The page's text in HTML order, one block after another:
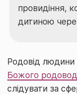
провидіння,
дитиною
Родовід людини
Божого
слідувати за